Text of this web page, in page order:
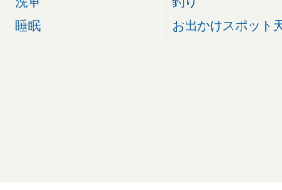
睡眠
お出かけスポット